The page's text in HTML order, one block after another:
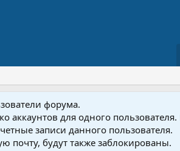
форума.
аккаунтов для одного
записи данного пользователя.
почту, будут также заблокированы.